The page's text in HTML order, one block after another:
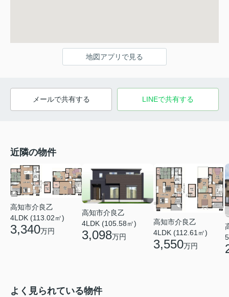
地図アプリで見る
メールで共有する LINEで共有する
近隣の物件
高知市介良乙
4LDK (113.02㎡)
3,340万円
高知市介良乙
4LDK (105.58㎡)
3,098万円
高知市介良乙
4LDK (112.61㎡)
3,550万円
よく見られている物件